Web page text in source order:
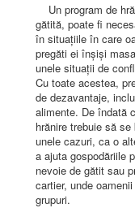
Un program de
gătită, poate fi
în situațiile în care
pregăti ei înșiși
unele situații de
Cu toate acestea,
de dezavantaje,
alimente. De îndată
hrănire trebuie să
unele cazuri, ca o
a ajuta gospodăriile
nevoie de gătit sau
cartier, unde
grupuri.